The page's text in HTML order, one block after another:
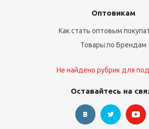
Оптовикам
Как стать оптовым
Товары по Брендам
Не найдено рубрик для
Оставайтесь на